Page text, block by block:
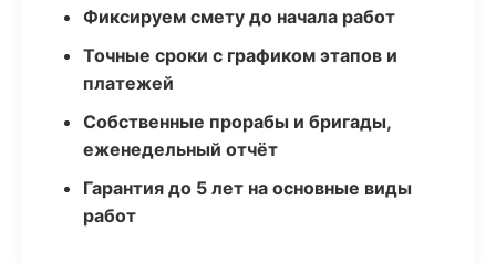
Фиксируем смету до начала работ
Точные сроки с графиком этапов и
платежей
Собственные прорабы и бригады,
еженедельный отчёт
Гарантия до 5 лет на основные виды
работ